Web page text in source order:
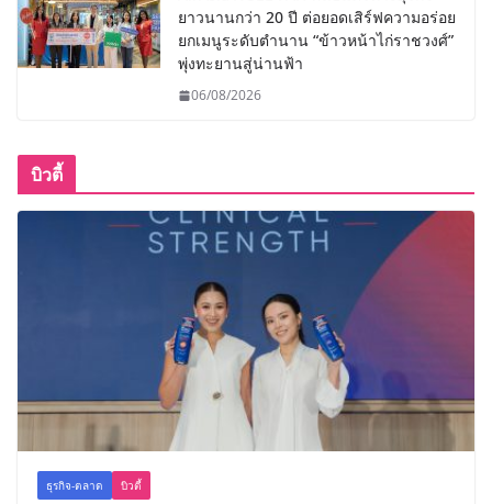
ยาวนานกว่า 20 ปี ต่อยอดเสิร์ฟความอร่อย
ยกเมนูระดับตำนาน “ข้าวหน้าไก่ราชวงศ์”
พุ่งทะยานสู่น่านฟ้า
06/08/2026
บิวตี้
ธุรกิจ-ตลาด บิวตี้